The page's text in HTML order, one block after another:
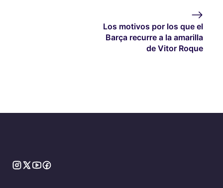
Los motivos por los que el
Barça recurre a la amarilla
de Vitor Roque